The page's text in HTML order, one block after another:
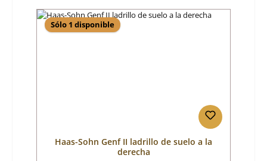
Sólo 1 disponible
Haas-Sohn Genf II ladrillo de suelo a la
derecha